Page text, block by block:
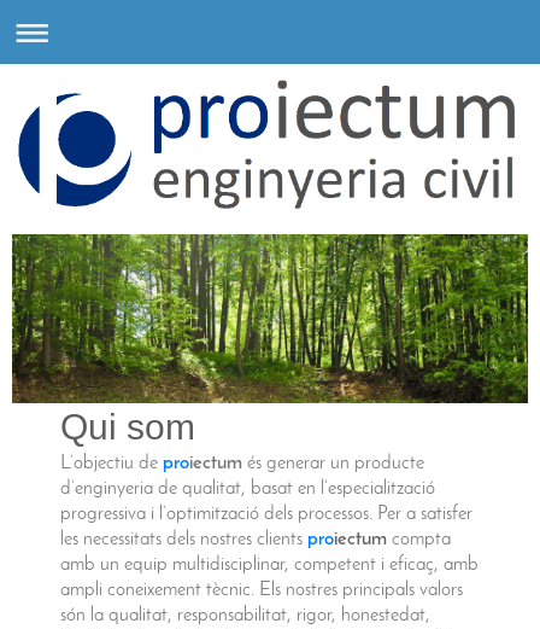
Qui som
L’objectiu de proiectum és generar un producte
d’enginyeria de qualitat, basat en l’especialització
progressiva i l’optimització dels processos. Per a satisfer
les necessitats dels nostres clients proiectum compta
amb un equip multidisciplinar, competent i eficaç, amb
ampli coneixement tècnic. Els nostres principals valors
són la qualitat, responsabilitat, rigor, honestedat,